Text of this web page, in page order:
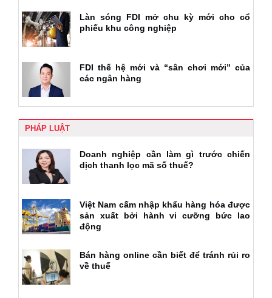
Làn sóng FDI mở chu kỳ mới cho cổ
phiếu khu công nghiệp
FDI thế hệ mới và “sân chơi mới” của
các ngân hàng
PHÁP LUẬT
Doanh nghiệp cần làm gì trước chiến
dịch thanh lọc mã số thuế?
Việt Nam cấm nhập khẩu hàng hóa được
sản xuất bởi hành vi cưỡng bức lao
động
Bán hàng online cần biết để tránh rủi ro
về thuế